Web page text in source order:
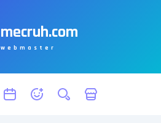
mecruh.com
webmaster